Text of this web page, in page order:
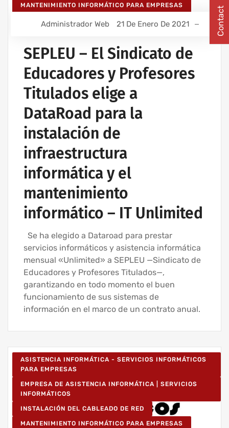
MANTENIMIENTO INFORMÁTICO PARA EMPRESAS
Administrador Web 21 De Enero De 2021
SEPLEU – El Sindicato de
Educadores y Profesores
Titulados elige a
DataRoad para la
instalación de
infraestructura
informática y el
mantenimiento
informático – IT Unlimited
Se ha elegido a Dataroad para prestar
servicios informáticos y asistencia informática
mensual «Unlimited» a SEPLEU —Sindicato de
Educadores y Profesores Titulados—,
garantizando en todo momento el buen
funcionamiento de sus sistemas de
información en el marco de un contrato anual.
ASISTENCIA INFORMÁTICA - SERVICIOS INFORMÁTICOS
PARA EMPRESAS
EMPRESA DE ASISTENCIA INFORMÁTICA | SERVICIOS
INFORMÁTICOS
INSTALACIÓN DEL CABLEADO DE RED
MANTENIMIENTO INFORMÁTICO PARA EMPRESAS
Contact